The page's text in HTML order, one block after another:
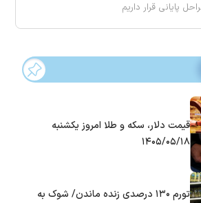
پایانی قرار داریم
قیمت دلار، سکه و طلا امروز یکشنبه
۱۴۰۵/۰۵/۱۸
تورم ۱۳۰ درصدی زنده ماندن/ شوک به